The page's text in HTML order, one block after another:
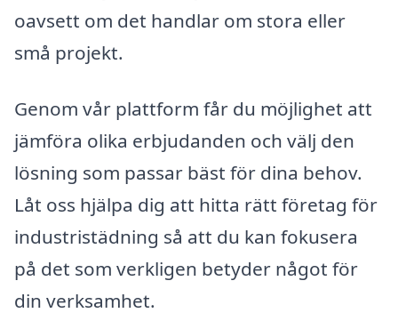
oavsett om det handlar om stora eller
små projekt.
Genom vår plattform får du möjlighet att
jämföra olika erbjudanden och välj den
lösning som passar bäst för dina behov.
Låt oss hjälpa dig att hitta rätt företag för
industristädning så att du kan fokusera
på det som verkligen betyder något för
din verksamhet.